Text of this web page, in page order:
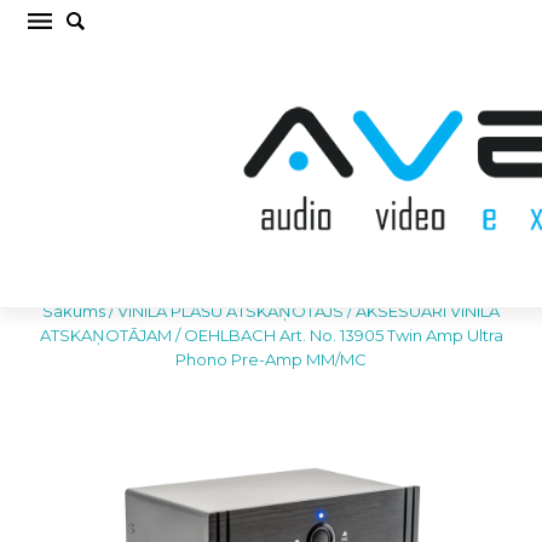
OEHLBACH Art. No. 13905 Twin Amp Ultra
Phono Pre-Amp MM/MC AKSESUĀRI VINILA
Sākums/ VINILA PLAŠU ATSKAŅOTĀJS /AKSESUĀRI VINILA
ATSKAŅOTĀJAM /OEHLBACH Art. No. 13905 Twin Amp Ultra
Phono Pre-Amp MM/MC